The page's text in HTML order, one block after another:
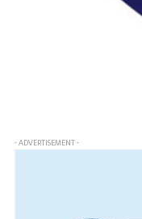
- ADVERTISEMENT -